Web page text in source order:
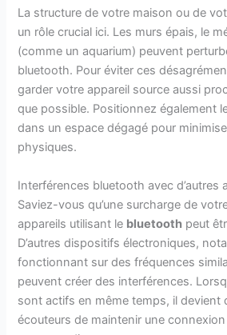
La structure de votre maison ou de
un rôle crucial ici. Les murs épais, le
(comme un aquarium) peuvent
bluetooth. Pour éviter ces
garder votre appareil source aussi
que possible. Positionnez également
dans un espace dégagé pour
physiques.
Interférences bluetooth avec d’autres
Saviez-vous qu’une surcharge de
appareils utilisant le bluetooth peut
D’autres dispositifs électroniques,
fonctionnant sur des fréquences
peuvent créer des interférences.
sont actifs en même temps, il devient
écouteurs de maintenir une